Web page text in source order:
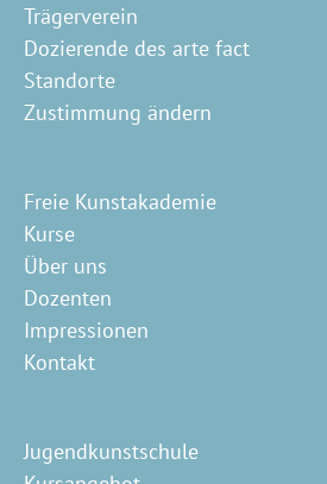
Trägerverein
Dozierende des arte fact
Standorte
Zustimmung ändern
Freie Kunstakademie
Kurse
Über uns
Dozenten
Impressionen
Kontakt
Jugendkunstschule